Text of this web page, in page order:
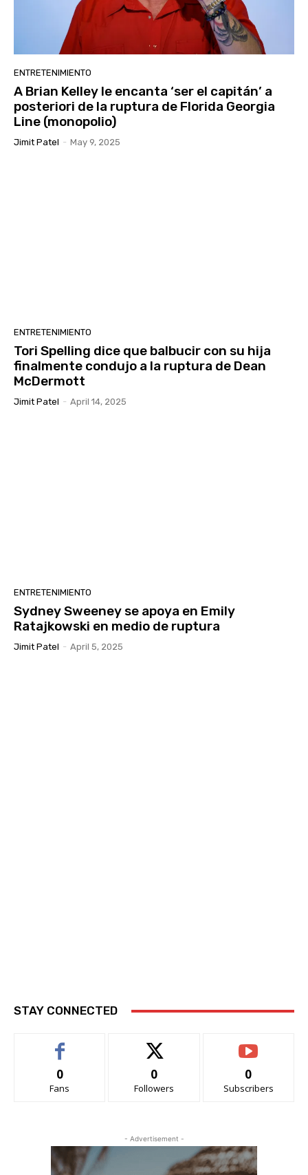
ENTRETENIMIENTO
A Brian Kelley le encanta ‘ser el capitán’ a
posteriori de la ruptura de Florida Georgia
Line (monopolio)
Jimit Patel - May 9, 2025
ENTRETENIMIENTO
Tori Spelling dice que balbucir con su hija
finalmente condujo a la ruptura de Dean
McDermott
Jimit Patel - April 14, 2025
ENTRETENIMIENTO
Sydney Sweeney se apoya en Emily
Ratajkowski en medio de ruptura
Jimit Patel - April 5, 2025
STAY CONNECTED
0
Fans
0
Followers
0
Subscribers
- Advertisement -